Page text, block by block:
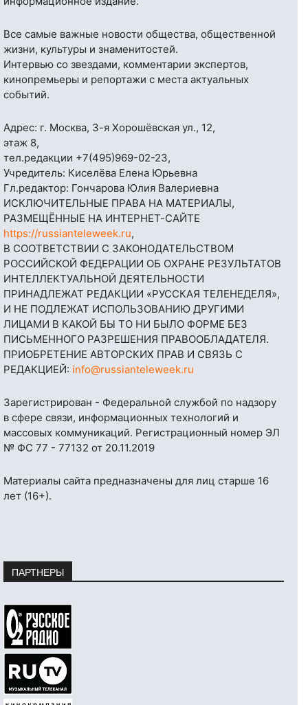
Все самые важные новости общества, общественной
жизни, культуры и знаменитостей.
Интервью со звездами, комментарии экспертов,
кинопремьеры и репортажи с места актуальных
событий.
Адрес: г. Москва, 3-я Хорошёвская ул., 12,
этаж 8,
тел.редакции +7(495)969-02-23,
Учредитель: Киселёва Елена Юрьевна
Гл.редактор: Гончарова Юлия Валериевна
ИСКЛЮЧИТЕЛЬНЫЕ ПРАВА НА МАТЕРИАЛЫ,
РАЗМЕЩЁННЫЕ НА ИНТЕРНЕТ-САЙТЕ
https://russianteleweek.ru,
В СООТВЕТСТВИИ С ЗАКОНОДАТЕЛЬСТВОМ
РОССИЙСКОЙ ФЕДЕРАЦИИ ОБ ОХРАНЕ РЕЗУЛЬТАТОВ
ИНТЕЛЛЕКТУАЛЬНОЙ ДЕЯТЕЛЬНОСТИ
ПРИНАДЛЕЖАТ РЕДАКЦИИ «РУССКАЯ ТЕЛЕНЕДЕЛЯ»,
И НЕ ПОДЛЕЖАТ ИСПОЛЬЗОВАНИЮ ДРУГИМИ
ЛИЦАМИ В КАКОЙ БЫ ТО НИ БЫЛО ФОРМЕ БЕЗ
ПИСЬМЕННОГО РАЗРЕШЕНИЯ ПРАВООБЛАДАТЕЛЯ.
ПРИОБРЕТЕНИЕ АВТОРСКИХ ПРАВ И СВЯЗЬ С
РЕДАКЦИЕЙ: info@russianteleweek.ru
Зарегистрирован - Федеральной службой по надзору
в сфере связи, информационных технологий и
массовых коммуникаций. Регистрационный номер ЭЛ
№ ФС 77 - 77132 от 20.11.2019
Материалы сайта предназначены для лиц старше 16
лет (16+).
ПАРТНЕРЫ